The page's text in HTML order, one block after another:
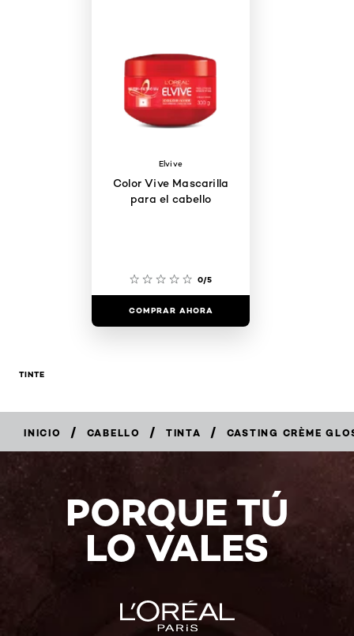
Elvive
Color Vive Mascarilla
para el cabello
0/5
COMPRAR AHORA
TINTE
INICIO / CABELLO / TINTA / CASTING CRÈME
AHORA
PORQUE TÚ
LO VALES